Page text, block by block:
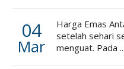
04
Mar
Harga Emas
setelah sehari
menguat. Pada ...